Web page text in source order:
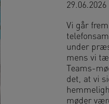
29.06.2026
Vi går
under
mens vi
Teams-
det, at vi
møder